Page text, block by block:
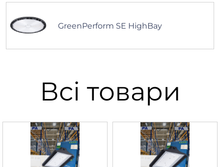
GreenPerform SE HighBay
Всі товари